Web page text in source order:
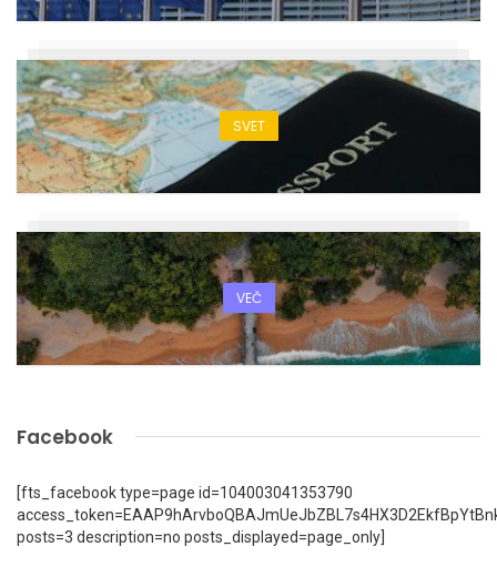
SVET
VEČ
Facebook
[fts_facebook type=page id=104003041353790
posts=3 description=no posts_displayed=page_only]